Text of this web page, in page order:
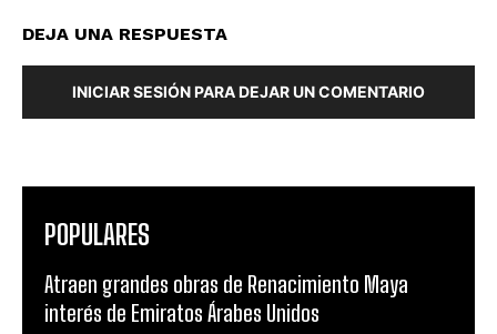
DEJA UNA RESPUESTA
INICIAR SESIÓN PARA DEJAR UN COMENTARIO
POPULARES
Atraen grandes obras de Renacimiento Maya
interés de Emiratos Árabes Unidos